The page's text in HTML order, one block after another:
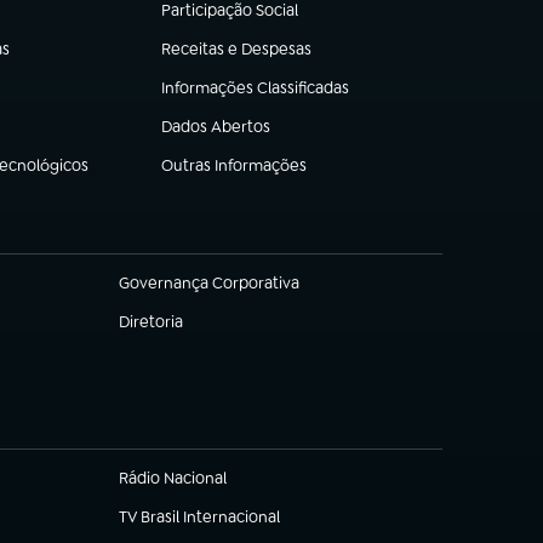
Participação Social
(abre em nova aba)
Receitas e Despesas
(abre em nova aba)
Informações Classificadas
(abre em nova aba)
Dados Abertos
(abre em nova aba)
Outras Informações
(abre em nova aba)
Governança Corporativa
(abre em nova aba)
Diretoria
(abre em nova aba)
Rádio Nacional
TV Brasil Internacional
(abre em nova aba)